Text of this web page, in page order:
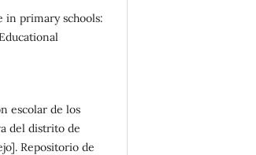
in primary schools:
escolar de los
del distrito de
Repositorio de